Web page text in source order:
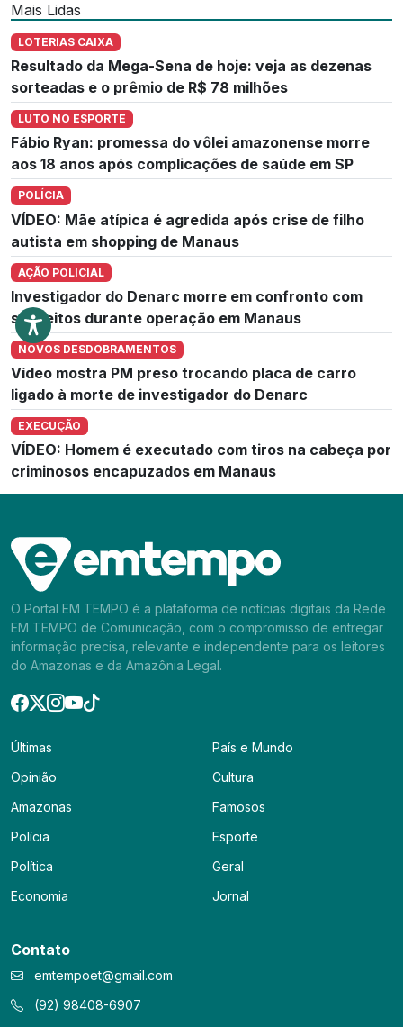
Mais Lidas
LOTERIAS CAIXA
Resultado da Mega-Sena de hoje: veja as dezenas
sorteadas e o prêmio de R$ 78 milhões
LUTO NO ESPORTE
Fábio Ryan: promessa do vôlei amazonense morre
aos 18 anos após complicações de saúde em SP
POLÍCIA
VÍDEO: Mãe atípica é agredida após crise de filho
autista em shopping de Manaus
AÇÃO POLICIAL
Investigador do Denarc morre em confronto com
suspeitos durante operação em Manaus
NOVOS DESDOBRAMENTOS
Vídeo mostra PM preso trocando placa de carro
ligado à morte de investigador do Denarc
EXECUÇÃO
VÍDEO: Homem é executado com tiros na cabeça por
criminosos encapuzados em Manaus
O Portal EM TEMPO é a plataforma de notícias digitais da Rede
EM TEMPO de Comunicação, com o compromisso de entregar
informação precisa, relevante e independente para os leitores
do Amazonas e da Amazônia Legal.
Últimas
Opinião
Amazonas
Polícia
Política
Economia
País e Mundo
Cultura
Famosos
Esporte
Geral
Jornal
Contato
emtempoet@gmail.com
(92) 98408-6907